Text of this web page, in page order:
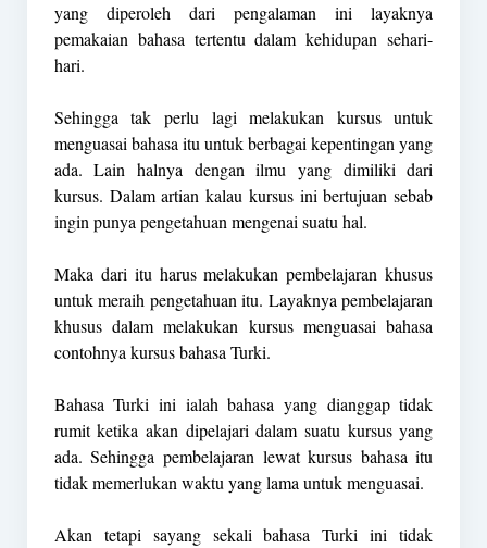
yang diperoleh dari pengalaman ini layaknya
pemakaian bahasa tertentu dalam kehidupan sehari-
hari.
Sehingga tak perlu lagi melakukan kursus untuk
menguasai bahasa itu untuk berbagai kepentingan yang
ada. Lain halnya dengan ilmu yang dimiliki dari
kursus. Dalam artian kalau kursus ini bertujuan sebab
ingin punya pengetahuan mengenai suatu hal.
Maka dari itu harus melakukan pembelajaran khusus
untuk meraih pengetahuan itu. Layaknya pembelajaran
khusus dalam melakukan kursus menguasai bahasa
contohnya kursus bahasa Turki.
Bahasa Turki ini ialah bahasa yang dianggap tidak
rumit ketika akan dipelajari dalam suatu kursus yang
ada. Sehingga pembelajaran lewat kursus bahasa itu
tidak memerlukan waktu yang lama untuk menguasai.
Akan tetapi sayang sekali bahasa Turki ini tidak